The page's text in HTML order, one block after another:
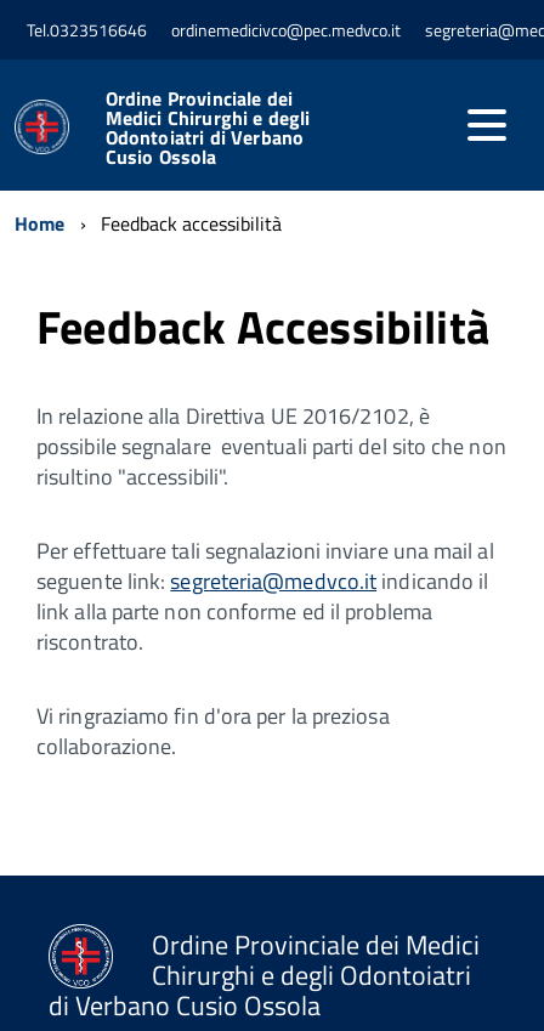
Tel.0323516646 ordinemedicivco@pec.medvco.it
Ordine Provinciale dei
Medici Chirurghi e degli
Odontoiatri di Verbano
Cusio Ossola
Home Feedback accessibilità
Feedback Accessibilità
In relazione alla Direttiva UE 2016/2102, è
possibile segnalare eventuali parti del sito che non
risultino "accessibili".
Per effettuare tali segnalazioni inviare una mail al
seguente link:segreteria@medvco.itindicando il
link alla parte non conforme ed il problema
riscontrato.
Vi ringraziamo fin d'ora per la preziosa
collaborazione.
Ordine Provinciale dei Medici
Chirurghi e degli Odontoiatri
di Verbano Cusio Ossola